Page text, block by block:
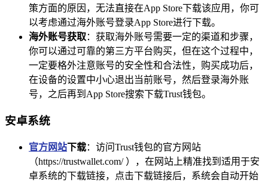
策方面的原因，无法直接在App Store下载该应用，你可
以考虑通过海外账号登录App Store进行下载。
海外账号获取：获取海外账号需要一定的渠道和步骤，
你可以通过可靠的第三方平台购买，但在这个过程中，
一定要格外注意账号的安全性和合法性，购买成功后，
在设备的设置中小心退出当前账号，然后登录海外账
号，之后再到App Store搜索下载Trust钱包。
安卓系统
官方网站下载：访问Trust钱包的官方网站
（https://trustwallet.com/ ），在网站上精准找到适用于安
卓系统的下载链接，点击下载链接后，系统会自动开始